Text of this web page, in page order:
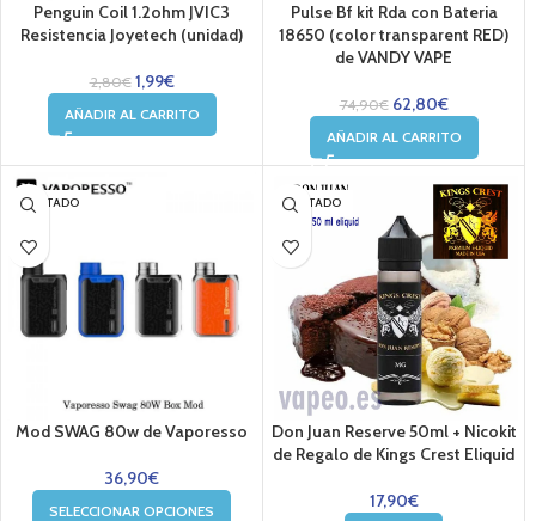
Penguin Coil 1.2ohm JVIC3
Resistencia Joyetech (unidad)
2,80€ 1,99€
AÑADIR AL CARRITO
Pulse Bf kit Rda con Bateria
18650 (color transparent RED)
de VANDY VAPE
74,90€ 62,80€
AÑADIR AL CARRITO
AGOTADO
Mod SWAG 80w de Vaporesso
36,90€
SELECCIONAR OPCIONES
AGOTADO
Don Juan Reserve 50ml + Nicokit
de Regalo de Kings Crest Eliquid
17,90€